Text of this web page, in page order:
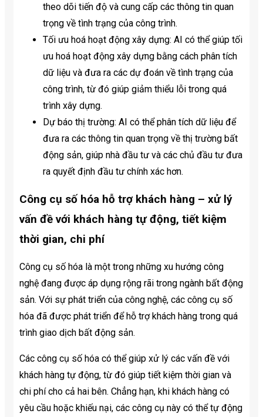
theo dõi tiến độ và cung cấp các thông tin quan
trọng về tình trạng của công trình.
Tối ưu hoá hoạt động xây dựng: AI có thể giúp tối
ưu hoá hoạt động xây dựng bằng cách phân tích
dữ liệu và đưa ra các dự đoán về tình trạng của
công trình, từ đó giúp giảm thiểu lỗi trong quá
trình xây dựng.
Dự báo thị trường: AI có thể phân tích dữ liệu để
đưa ra các thông tin quan trọng về thị trường bất
động sản, giúp nhà đầu tư và các chủ đầu tư đưa
ra quyết định đầu tư chính xác hơn.
Công cụ số hóa hỗ trợ khách hàng – xử lý
vấn đề với khách hàng tự động, tiết kiệm
thời gian, chi phí
Công cụ số hóa là một trong những xu hướng công
nghệ đang được áp dụng rộng rãi trong ngành bất động
sản. Với sự phát triển của công nghệ, các công cụ số
hóa đã được phát triển để hỗ trợ khách hàng trong quá
trình giao dịch bất động sản.
Các công cụ số hóa có thể giúp xử lý các vấn đề với
khách hàng tự động, từ đó giúp tiết kiệm thời gian và
chi phí cho cả hai bên. Chẳng hạn, khi khách hàng có
yêu cầu hoặc khiếu nại, các công cụ này có thể tự động